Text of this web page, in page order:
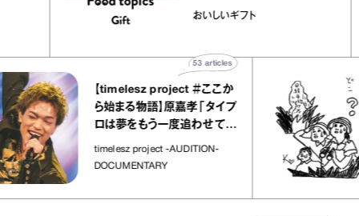
｜真野知子の「おいしいギ
おいしいギフト
【timelesz project ＃ここか
ら始まる物語】原嘉孝「タイプ
ロは夢をもう一度追わせてく
れた場所」
timelesz project -AUDITION-
DOCUMENTARY
articles